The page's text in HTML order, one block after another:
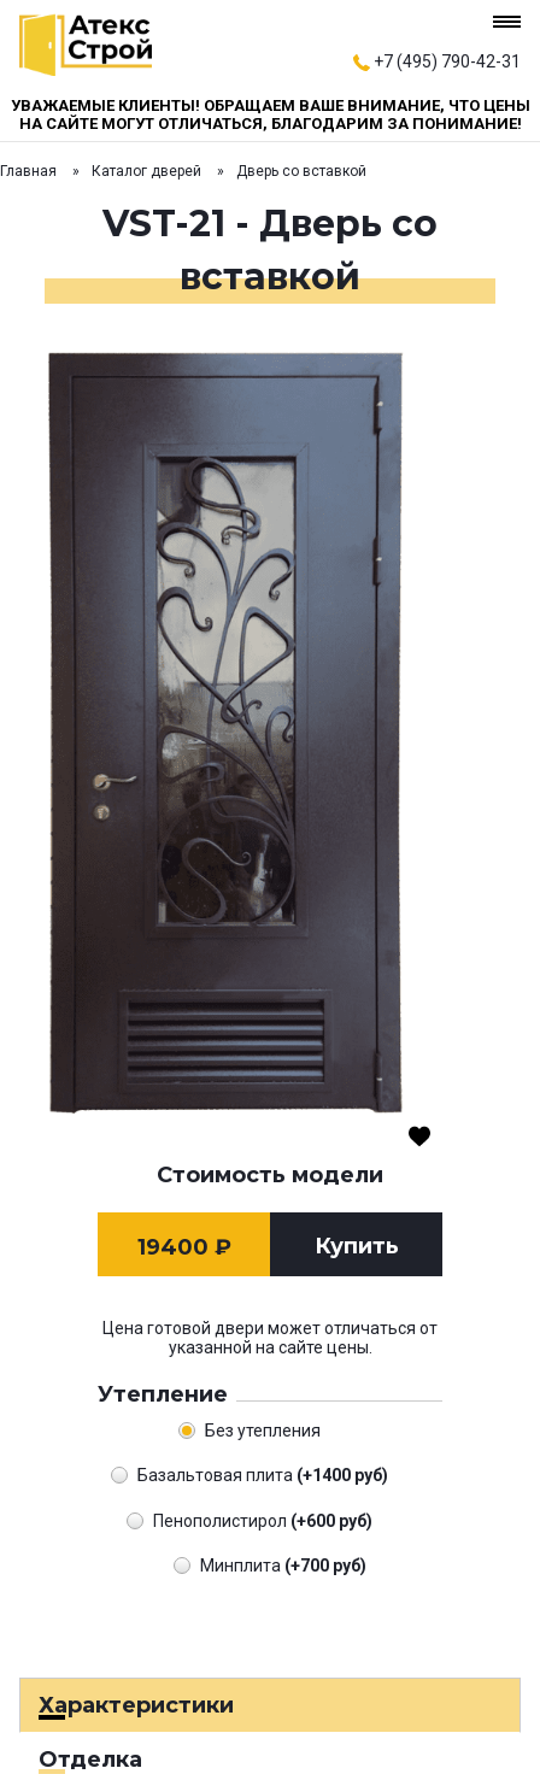
+7 (495) 790-42-31
УВАЖАЕМЫЕ КЛИЕНТЫ! ОБРАЩАЕМ ВАШЕ ВНИМАНИЕ, ЧТО ЦЕНЫ
НА САЙТЕ МОГУТ ОТЛИЧАТЬСЯ, БЛАГОДАРИМ ЗА ПОНИМАНИЕ!
Главная Каталог дверей Дверь со вставкой
VST-21 - Дверь со
вставкой
Стоимость модели
19400 ₽ Купить
Цена готовой двери может отличаться от
указанной на сайте цены.
Утепление
Без утепления
Базальтовая плита (+1400 руб)
Пенополистирол (+600 руб)
Минплита (+700 руб)
Характеристики
Отделка